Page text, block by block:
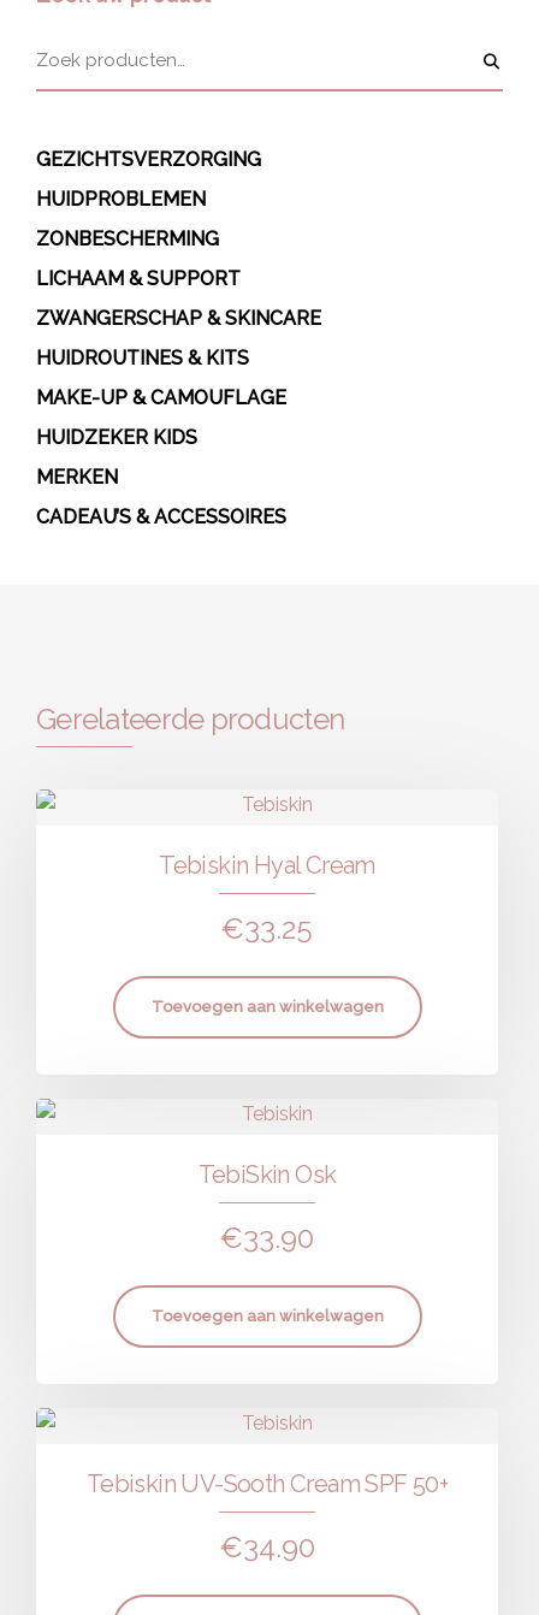
GEZICHTSVERZORGING
HUIDPROBLEMEN
ZONBESCHERMING
LICHAAM & SUPPORT
ZWANGERSCHAP & SKINCARE
HUIDROUTINES & KITS
MAKE-UP & CAMOUFLAGE
HUIDZEKER KIDS
MERKEN
CADEAU’S & ACCESSOIRES
Gerelateerde producten
Tebiskin Hyal Cream
€33.25
Toevoegen aan winkelwagen
TebiSkin Osk
€33.90
Toevoegen aan winkelwagen
Tebiskin UV-Sooth Cream SPF 50+
€34.90